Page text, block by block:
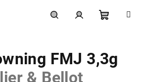
košík
FMJ 3,3g
& Bellot